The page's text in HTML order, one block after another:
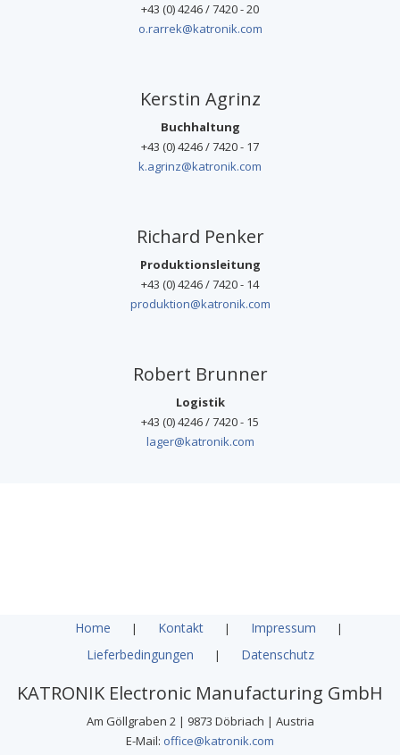
+43 (0) 4246 / 7420 - 20
o.rarrek@katronik.com
Kerstin Agrinz
Buchhaltung
+43 (0) 4246 / 7420 - 17
k.agrinz@katronik.com
Richard Penker
Produktionsleitung
+43 (0) 4246 / 7420 - 14
produktion@katronik.com
Robert Brunner
Logistik
+43 (0) 4246 / 7420 - 15
lager@katronik.com
Home | Kontakt | Impressum |
Lieferbedingungen | Datenschutz
KATRONIK Electronic Manufacturing GmbH
Am Göllgraben 2 | 9873 Döbriach | Austria
E-Mail: office@katronik.com